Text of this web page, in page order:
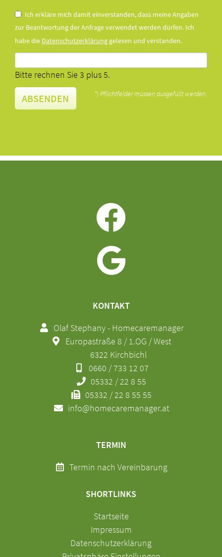
Ich erkläre mich damit einverstanden, dass meine Angaben
zur Beantwortung der Anfrage verwendet werden dürfen. Ich
habe die Datenschutzerklärung gelesen und verstanden.
Bitte rechnen Sie 3 plus 5.
ABSENDEN *) Pflichtfelder müssen ausgefüllt werden.
KONTAKT
Olaf Stephany - Homecaremanager
Europastraße 8 / 1.OG / West
6322 Kirchbichl
0660 / 733 12 07
05332 / 22 8 55
05332 / 22 8 55 55
info@homecaremanager.at
TERMIN
Termin nach Vereinbarung
SHORTLINKS
Navigation
überspringen
Startseite
Impressum
Datenschutzerklärung